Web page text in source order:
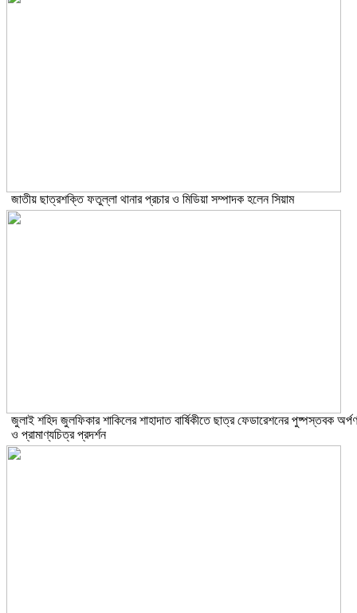
জাতীয় ছাত্রশক্তি ফতুল্লা থানার প্রচার ও মিডিয়া সম্পাদক হলেন সিয়াম
​জুলাই শহিদ জুলফিকার শাকিলের শাহাদাত বার্ষিকীতে ছাত্র ফেডারেশনের পুষ্পস্তবক অর্পণ
ও প্রামাণ্যচিত্র প্রদর্শন